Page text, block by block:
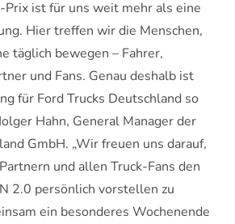
Prix ist für uns weit mehr als eine
Hier treffen wir die Menschen,
täglich bewegen – Fahrer,
und Fans. Genau deshalb ist
für Ford Trucks Deutschland so
Hahn, General Manager der
GmbH. „Wir freuen uns darauf,
und allen Truck-Fans den
2.0 persönlich vorstellen zu
ein besonderes Wochenende